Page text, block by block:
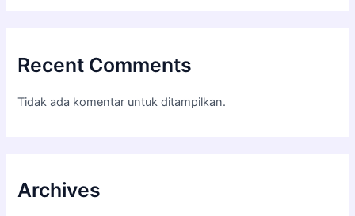
Recent Comments
Tidak ada komentar untuk ditampilkan.
Archives